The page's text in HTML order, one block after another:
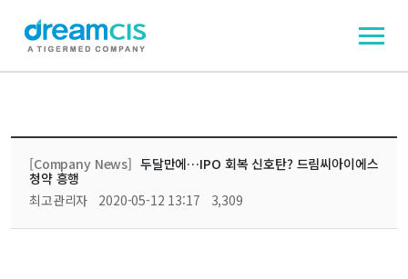
[Company News] 두달만에…IPO 회복 신호탄? 드림씨아이에스
청약 흥행
최고관리자
2020-05-12 13:17 3,309